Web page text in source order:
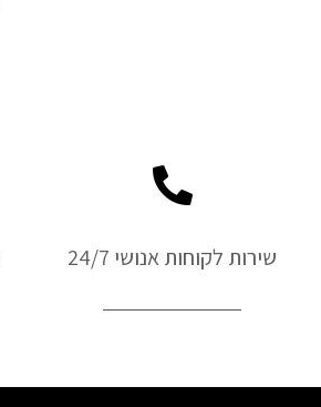
שירות לקוחות אנושי 24/7